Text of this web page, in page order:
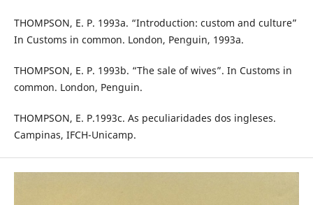
THOMPSON, E. P. 1993a. “Introduction: custom and culture”
In Customs in common. London, Penguin, 1993a.
THOMPSON, E. P. 1993b. “The sale of wives”. In Customs in
common. London, Penguin.
THOMPSON, E. P.1993c. As peculiaridades dos ingleses.
Campinas, IFCH-Unicamp.